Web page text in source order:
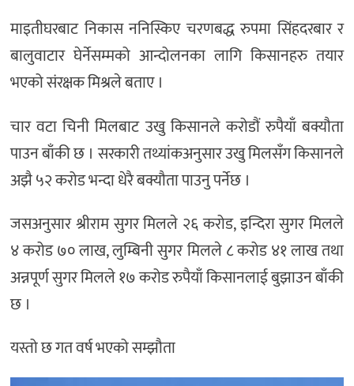
माइतीघरबाट निकास ननिस्किए चरणबद्ध रुपमा सिंहदरबार र
बालुवाटार घेर्नेसम्मको आन्दोलनका लागि किसानहरु तयार
भएको संरक्षक मिश्रले बताए ।
चार वटा चिनी मिलबाट उखु किसानले करोडौं रुपैयाँ बक्यौता
पाउन बाँकी छ । सरकारी तथ्यांकअनुसार उखु मिलसँग किसानले
अझै ५२ करोड भन्दा धेरै बक्यौता पाउनु पर्नेछ ।
जसअनुसार श्रीराम सुगर मिलले २६ करोड, इन्दिरा सुगर मिलले
४ करोड ७० लाख, लुम्बिनी सुगर मिलले ८ करोड ४१ लाख तथा
अन्नपूर्ण सुगर मिलले १७ करोड रुपैयाँ किसानलाई बुझाउन बाँकी
छ ।
यस्तो छ गत वर्ष भएको सम्झौता